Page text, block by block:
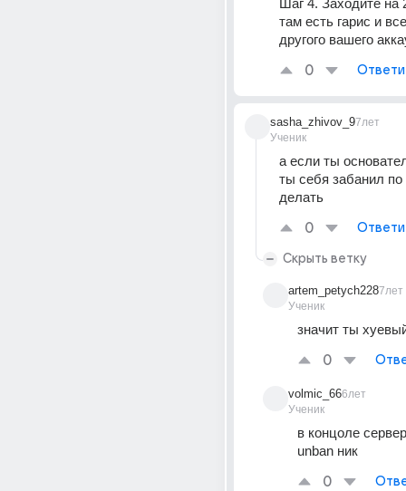
Шаг 4. Заходите на
там есть гарис и
другого вашего
0
sasha_zhivov_9
Ученик
7лет
а если ты
ты себя забанил по
делать
0
Скрыть ветку
artem_petych228
Ученик
7лет
значит ты
0
volmic_66
Ученик
6лет
в концоле
unban ник
0